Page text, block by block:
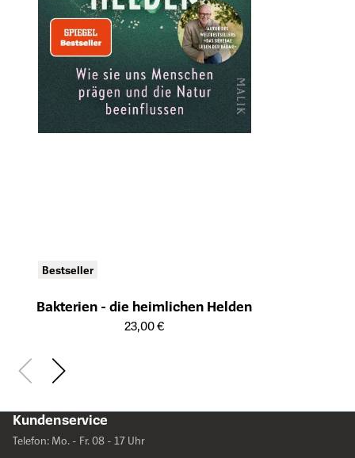
Bestseller
Bakterien - die heimlichen Helden
Öffnet die Detailseite des Produkts
23,00 €
Kundenservice
Telefon: Mo. - Fr. 08 - 17 Uhr